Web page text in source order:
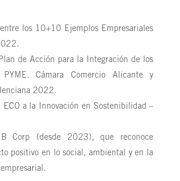
los 10+10 Ejemplos Empresariales
de Acción para la Integración de los
Cámara Comercio Alicante y
2022.
ECO a la Innovación en Sostenibilidad –
B Corp (desde 2023), que reconoce
positivo en lo social, ambiental y en la